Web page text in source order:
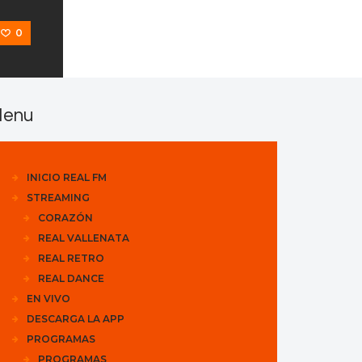
0
INICIO REAL FM
STREAMING
CORAZÓN
REAL VALLENATA
REAL RETRO
REAL DANCE
EN VIVO
DESCARGA LA APP
PROGRAMAS
PROGRAMAS